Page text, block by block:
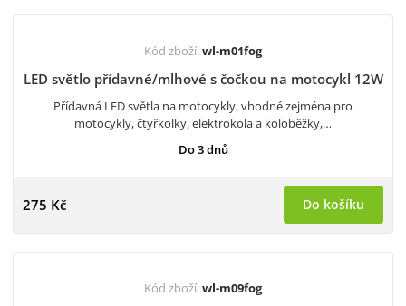
Kód zboží:wl-m01fog
LED světlo přídavné/mlhové s čočkou na motocykl 12W
Přídavná LED světla na motocykly, vhodné zejména pro
motocykly, čtyřkolky, elektrokola a koloběžky,…
Do 3 dnů
275 Kč Do košíku
Kód zboží:wl-m09fog